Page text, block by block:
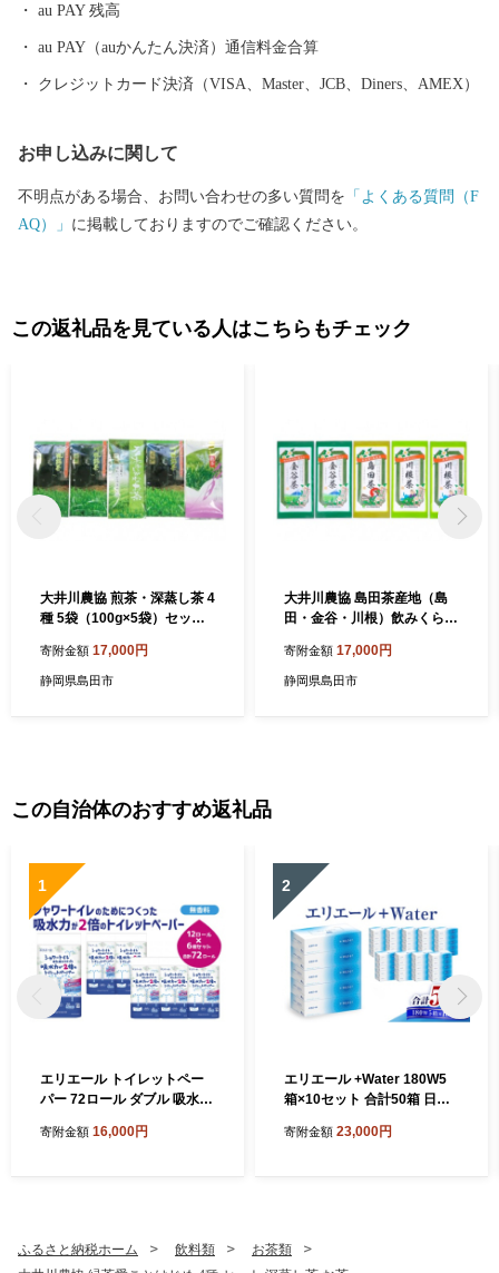
au PAY 残高
au PAY（auかんたん決済）通信料金合算
クレジットカード決済（VISA、Master、JCB、Diners、AMEX）
お申し込みに関して
不明点がある場合、お問い合わせの多い質問を 「よくある質問（F
AQ）」 に掲載しておりますのでご確認ください。
この返礼品を見ている人はこちらもチェック
大井川農協 煎茶・深蒸し茶 4
種 5袋（100g×5袋）セット
寄附金額 17,000円
静岡県島田市
大井川農協 島田茶産地（島
田・金谷・川根）飲みくらべ
飲料類 お茶
寄附金額 17,000円
静岡県島田市
この自治体のおすすめ返礼品
1
エリエール トイレットペー
パー 72ロール ダブル 吸水2
寄附金額 16,000円
2
エリエール +Water 180W5
箱×10セット 合計50箱 日用
ュ ティッシュペーパー ボッ
寄附金額 23,000円
ふるさと納税ホーム 飲料類
お茶類